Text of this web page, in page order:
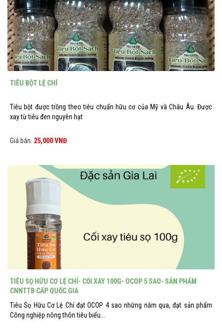
TIÊU BỘT LỆ CHÍ
Tiêu bột được trồng theo tiêu chuẩn hữu cơ của Mỹ và Châu Âu. Được
xay từ tiêu đen nguyên hạt
Giá bán: 25,000 VNĐ
TIÊU SỌ HỮU CƠ LỆ CHÍ- CỐI XAY 100G- OCOP 5 SAO- SẢN PHẨM
CNNTTB CẤP QUỐC GIA
Tiêu Sọ Hữu Cơ Lệ Chí đạt OCOP 4 sao những năm qua, đạt sản phẩm
Công nghiệp nông thôn tiêu biểu...